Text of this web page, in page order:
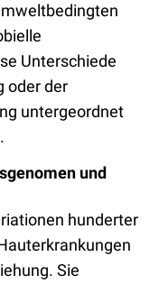
Unterschiede
oder der
untergeordnet
und
hunderter
Sie